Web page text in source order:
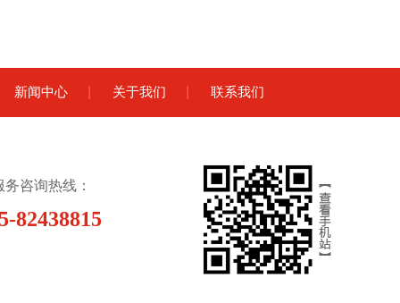
新闻中心 关于我们 联系我们
务咨询热线：
82438815